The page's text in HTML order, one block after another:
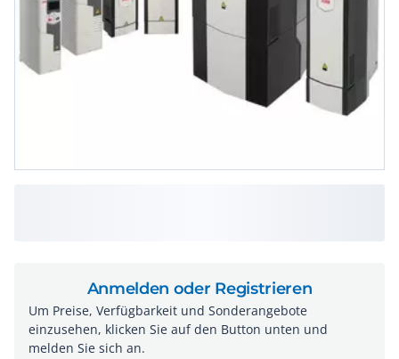
Anmelden oder Registrieren
Um Preise, Verfügbarkeit und Sonderangebote
einzusehen, klicken Sie auf den Button unten und
melden Sie sich an.